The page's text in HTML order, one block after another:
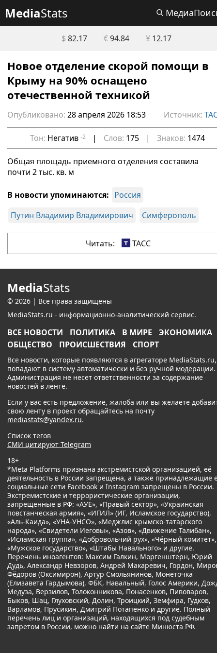
MediaStats
$ 82.17 €94.84 ¥12.17
Новое отделение скорой помощи в
Крыму на 90% оснащено
отечественной техникой
Опубликовано: 28 апреля 2026 18:53 Источник:
Тон: Негатив -2 | Слов: 175 | Знаков: 1474
Общая площадь приемного отделения составила
почти 2 тыс. кв. м
В новости упоминаются: Россия
Путин Владимир Владимирович
Симферополь
Читать: ТАСС
MediaStats
© 2026 | Все права защищены
MediaStats.ru - информационно-аналитический сервис.
ВСЕ НОВОСТИ ПОЛИТИКА В МИРЕ
ЭКОНОМИКА
ОБЩЕСТВО
ПРОИСШЕСТВИЯ СПОРТ
Все новости, которые появляются в агрегаторе MediaStats.ru,
попадают в систему автоматически и без ручной модерации.
Администрация не несет ответственности за содержание
новостей в ленте.
Если у вас есть предложение, жалоба или вы желаете
свою ленту в проект обращайтесь на почту
mediastats@yandex.ru.
Список тегов
СМИ цитируют Telegram
18+
*Meta Platforms признана экстремистской организацией, её
деятельность в России запрещена, а также принадлежащие
социальные сети Facebook и Instagram запрещены в России.
Экстремистские и террористические организации,
запрещенные в РФ: «АУЕ», «Правый сектор», «Украинская
повстанческая армия», «ИГИЛ» (ИГ, Исламское государство),
«Аль-Каида», «УНА-УНСО», «Меджлис крымско-татарского
народа», «Свидетели Иеговы», «Азов», «Движение Талибан»,
«Исламская группа», «Добровольчий рух», «Чёрный комитет»,
«Мужское государство», «Штабы Навального» и другие.
Перечень иноагентов: Максим Галкин, Моргенштерн, Юрий
Дудь, Александр Невзоров, Андрей Макаревич, Гордон,
Фёдоров (Оксимирон), Артур Смольянинов, Монеточка
(Елизавета Гардымова), ФБК, Навальный, Голос Америки,
Медуза, Верзилов, Толоконникова, Понасенков, Пивоваров,
Быков, Шац, Глуховский, Долин, Троицкий, Земфира, Гудков,
Варламов, Прусикин, Дмитрий Потапенко и другие. Полный
перечень лиц и организаций, находящихся под судебным
запретом в России, можно найти на сайте Минюста РФ.